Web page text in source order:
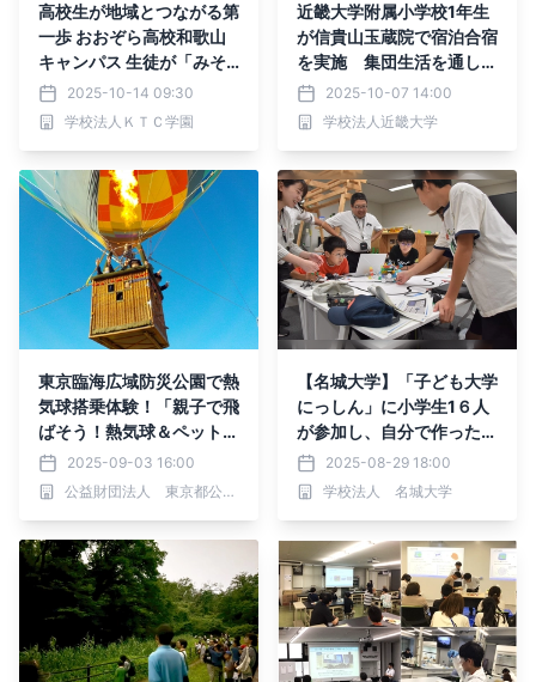
高校生が地域とつながる第
一歩 おおぞら高校和歌山
キャンパス 生徒が「みそ
のマルシェ」運営ボランテ
ィアに挑戦_2025/10/19
(日)11:00~和歌山市美園
2025-10-14 09:30
学校法人ＫＴＣ学園
近畿大学附属小学校1年生
が信貴山玉蔵院で宿泊合宿
を実施 集団生活を通して
作法や規則正しい生活習慣
を身につける
2025-10-07 14:00
学校法人近畿大学
東京臨海広域防災公園で熱
気球搭乗体験！「親子で飛
ばそう！熱気球＆ペットボ
トルロケット」を開催
2025-09-03 16:00
公益財団法人 東京都公園協会
【名城大学】「子ども大学
にっしん」に小学生1６人
が参加し、自分で作ったロ
ボットを動かすことに挑戦
2025-08-29 18:00
学校法人 名城大学